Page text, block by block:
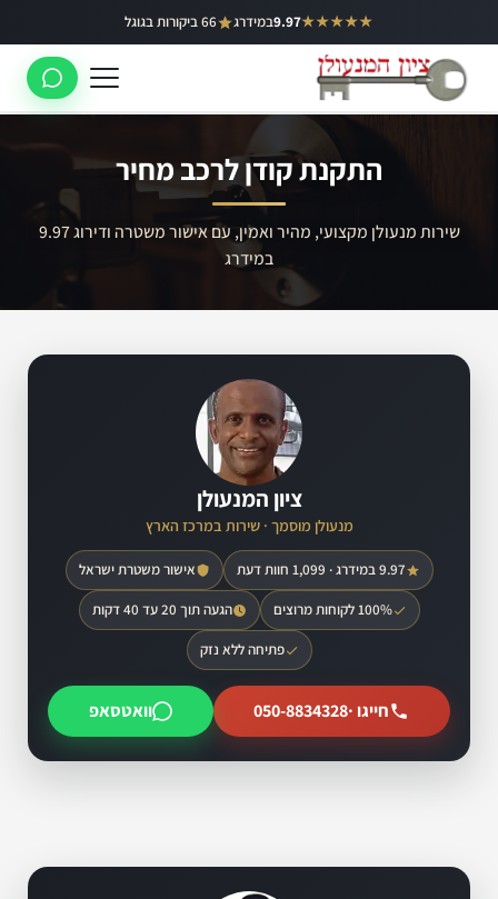
לתוכן
★★★★★
9.97במידרג 66 ביקורות בגוגל באר יעקב
ראשון לציון
רמלה
התקנת קודן לרכב מחיר
שירות מנעולן מקצועי, מהיר ואמין, עם אישור משטרה ודירוג 9.97
במידרג
ציון המנעולן
מנעולן מוסמך · שירות במרכז הארץ
9.97 במידרג · 1,099 חוות דעת אישור משטרת ישראל
100% לקוחות מרוצים הגעה תוך 20 עד 40 דקות
פתיחה ללא נזק
חייגו ·050-8834328 וואטסאפ